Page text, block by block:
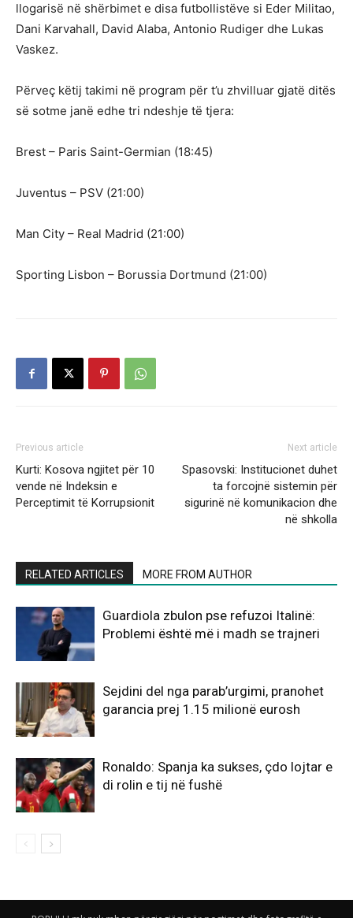
llogarisë në shërbimet e disa futbollistëve si Eder Militao,
Dani Karvahall, David Alaba, Antonio Rudiger dhe Lukas
Vaskez.
Përveç këtij takimi në program për t’u zhvilluar gjatë ditës
së sotme janë edhe tri ndeshje të tjera:
Brest – Paris Saint-Germian (18:45)
Juventus – PSV (21:00)
Man City – Real Madrid (21:00)
Sporting Lisbon – Borussia Dortmund (21:00)
Previous article
Kurti: Kosova ngjitet për 10
vende në Indeksin e
Perceptimit të Korrupsionit
Next article
Spasovski: Institucionet duhet
ta forcojnë sistemin për
sigurinë në komunikacion dhe
në shkolla
RELATED ARTICLES MORE FROM AUTHOR
Guardiola zbulon pse refuzoi Italinë:
Problemi është më i madh se trajneri
Sejdini del nga parab’urgimi, pranohet
garancia prej 1.15 milionë eurosh
Ronaldo: Spanja ka sukses, çdo lojtar e
di rolin e tij në fushë